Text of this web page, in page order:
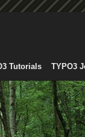
Tutorials TYPO3